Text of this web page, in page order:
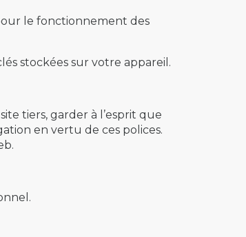
le fonctionnement des
stockées sur votre appareil.
tiers, garder à l’esprit que
en vertu de ces polices.